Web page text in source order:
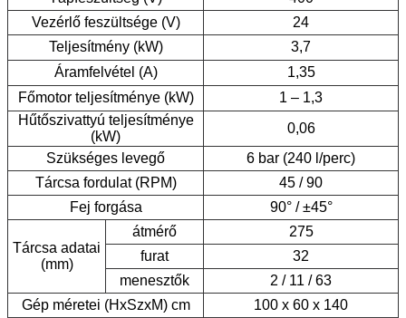
Vezérlő feszültsége (V)
24
Teljesítmény (kW)
3,7
Áramfelvétel (A)
1,35
Főmotor teljesítménye (kW)
1 – 1,3
Hűtőszivattyú teljesítménye
(kW)
0,06
Szükséges levegő
6 bar (240 l/perc)
Tárcsa fordulat (RPM)
45 / 90
Fej forgása
90° / ±45°
Tárcsa adatai
(mm)
átmérő
275
furat
32
menesztők
2 / 11 / 63
Gép méretei (HxSzxM) cm
100 x 60 x 140